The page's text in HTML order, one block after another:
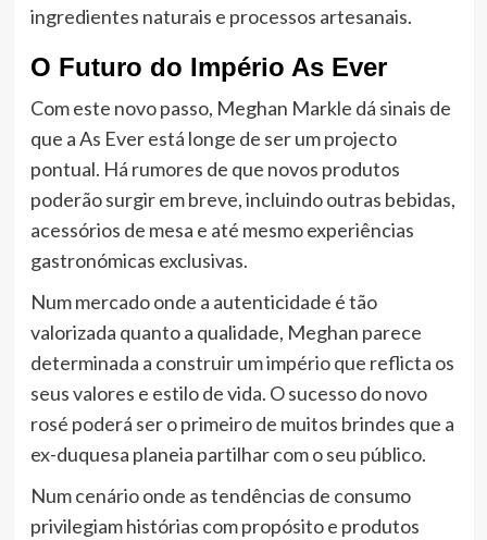
ingredientes naturais e processos artesanais.
O Futuro do Império As Ever
Com este novo passo, Meghan Markle dá sinais de
que a As Ever está longe de ser um projecto
pontual. Há rumores de que novos produtos
poderão surgir em breve, incluindo outras bebidas,
acessórios de mesa e até mesmo experiências
gastronómicas exclusivas.
Num mercado onde a autenticidade é tão
valorizada quanto a qualidade, Meghan parece
determinada a construir um império que reflicta os
seus valores e estilo de vida. O sucesso do novo
rosé poderá ser o primeiro de muitos brindes que a
ex-duquesa planeia partilhar com o seu público.
Num cenário onde as tendências de consumo
privilegiam histórias com propósito e produtos